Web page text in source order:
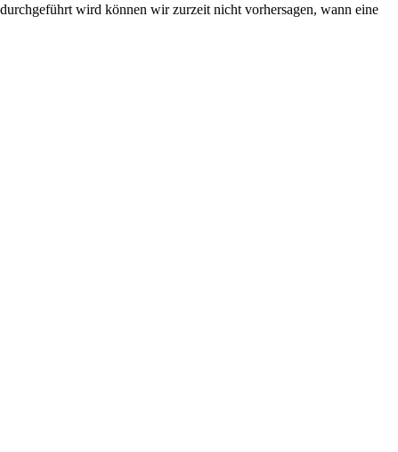
wird können wir zurzeit nicht vorhersagen, wann eine